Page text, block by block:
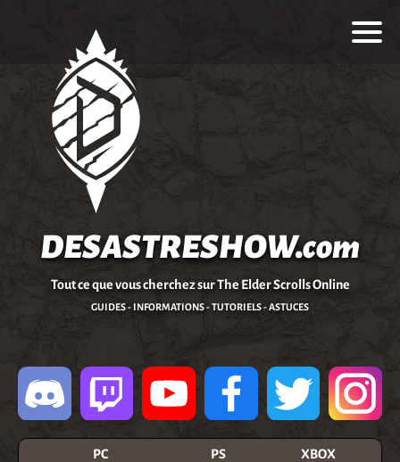
DESASTRESHOW.com
Tout ce que vous cherchez sur The Elder Scrolls Online
GUIDES - INFORMATIONS - TUTORIELS - ASTUCES
PC
PS
XBOX